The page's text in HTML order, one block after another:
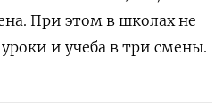
При этом в школах не
и учеба в три смены.